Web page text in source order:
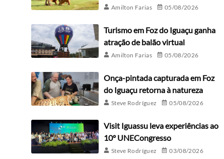
Amilton Farias 05/08/2026
Turismo em Foz do Iguaçu ganha
atração de balão virtual
Amilton Farias 05/08/2026
Onça-pintada capturada em Foz
do Iguaçu retorna à natureza
Steve Rodríguez 05/08/2026
Visit Iguassu leva experiências ao
10º UNECongresso
Steve Rodríguez 03/08/2026